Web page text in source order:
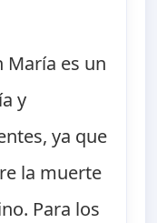
María es un
y
ya que
la muerte
Para los